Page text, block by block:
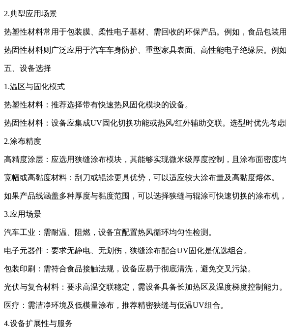
2.典型应用场景
热塑性材料常用于包装膜、柔性电子基材、需回收的环保产品。例如，食品包装
热固性材料则广泛应用于汽车车身防护、重型家具表面、高性能电子绝缘层。例
五、设备选择
1.温区与固化模式
热塑性材料：推荐选择带有快速热风固化模块的设备。
热固性材料：设备应集成UV固化切换功能或热风/红外辅助交联。选型时优先考
2.涂布精度
高精度涂层：应选用狭缝涂布模块，其能够实现微米级厚度控制，且涂布面密度
宽幅或高黏度材料：刮刀或辊涂更具优势，可以适应较大涂布量及高黏度熔体。
如果产品线涵盖多种厚度与黏度范围，可以选择狭缝与辊涂可快速切换的涂布机
3.应用场景
汽车工业：需耐温、阻燃，设备宜配置热风循环均匀性检测。
电子元器件：要求无静电、无划伤，狭缝涂布配合UV固化是优选组合。
包装印刷：需符合食品接触法规，设备应易于彻底清洗，避免交叉污染。
光伏与复合材料：要求高温交联稳定，需设备具备长加热区及温度梯度控制能力。
医疗：需洁净环境及低模量涂布，推荐精密狭缝与低温UV组合。
4.设备扩展性与服务